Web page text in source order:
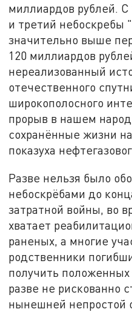
миллиардов рублей. С
и третий небоскребы
значительно выше
120 миллиардов
нереализованный
отечественного
широкополосного
прорыв в нашем
сохранённые жизни
показуха
Разве нельзя было
небоскрёбами до
затратной войны, во
хватает
раненых, а многие
родственники
получить
разве не рискованно
нынешней непростой